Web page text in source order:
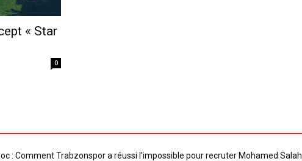
« Star
0
: Comment Trabzonspor a réussi l’impossible pour recruter Mohamed Salah